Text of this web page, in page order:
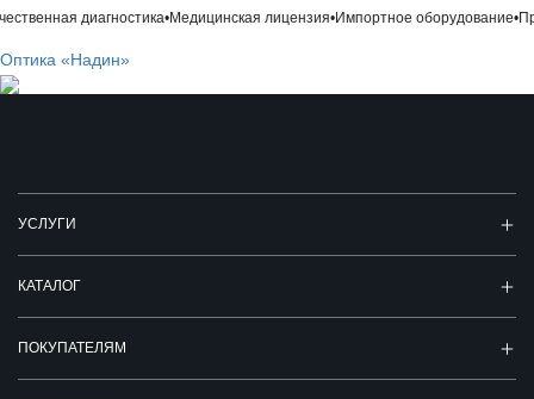
диагностика•Медицинская лицензия•Импортное оборудование•
Оптика «Надин»
УСЛУГИ
КАТАЛОГ
ПОКУПАТЕЛЯМ